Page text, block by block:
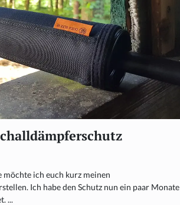
ich euch kurz meinen
Ich habe den Schutz nun ein paar Monate
...